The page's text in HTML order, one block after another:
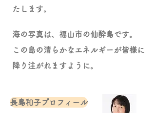
たします。
海の写真は、福山市の仙酔島です。
この島の清らかなエネルギーが皆様に
降り注がれますように。
長島和子プロフィール